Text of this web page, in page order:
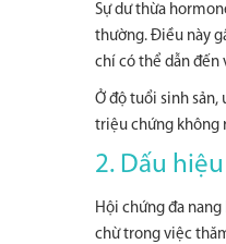
Sự dư thừa
thường. Điều này
chí có thể dẫn đến
Ở độ tuổi sinh
triệu chứng không
2. Dấu
Hội chứng đa
chừ trong việc